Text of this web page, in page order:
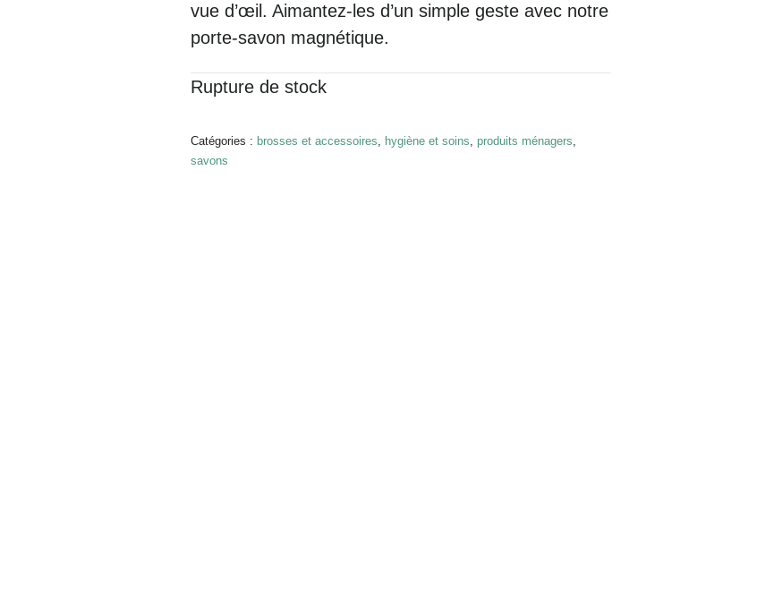
vue d’œil. Aimantez-les d’un simple geste avec notre
porte-savon magnétique.
Rupture de stock
Catégories : brosses et accessoires, hygiène et soins, produits ménagers,
savons